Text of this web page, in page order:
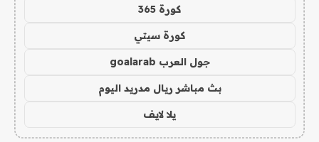
كورة 365
كورة سيتي
جول العرب goalarab
بث مباشر ريال مدريد اليوم
يلا لايف